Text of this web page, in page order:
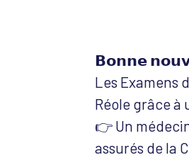
𝗕𝗼𝗻𝗻𝗲
Les Examens
Réole grâce à
👉 Un
assurés de la